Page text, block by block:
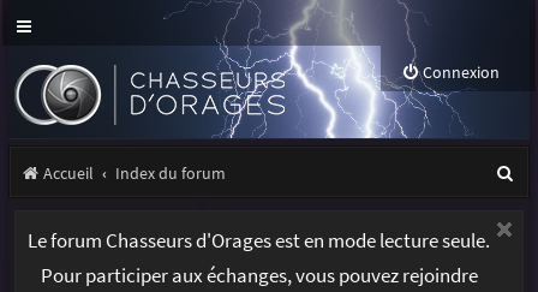
Connexion
Accueil Index du forum
Le forum Chasseurs d'Orages est en mode lecture seule.
Pour participer aux échanges, vous pouvez rejoindre